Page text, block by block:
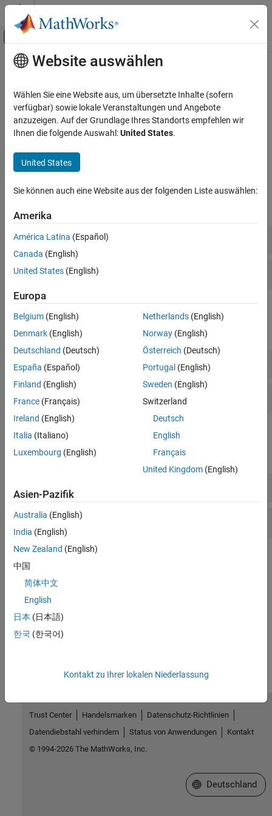
Weiter zum Inhalt
Umschaltung für Off-Canvas-
Startseite der Dokumentation
Communications Toolbox
PHY-Komponenten
Quellen und Sinks
Fehlererkennung und -Korrektur
Verschränkung
Modulation
Synchronisierung und Empfängerdesign
Hauptinhalt
Die Übersetzung dieser Seite ist veraltet. Klicken Sie hier, um die
Verschränkung
Verschränken und Entschränken von Signaldaten.
Funktionen
Block
Faltung
Objekte
alle erweitern
Blöcke
alle erweitern
Faltung
Themen
Interleaving
random, algebraic, and helical scan.
Website auswählen
Wählen Sie eine Website aus, um übersetzte Inhalte (sofern
verfügbar) sowie lokale Veranstaltungen und Angebote
anzuzeigen. Auf der Grundlage Ihres Standorts empfehlen wir
Ihnen die folgende Auswahl:United States.
United States
Sie können auch eine Website aus der folgenden Liste auswählen:
Amerika
América Latina (Español)
Canada (English)
United States (English)
Europa
Belgium (English)
Denmark (English)
Deutschland (Deutsch)
España (Español)
Finland (English)
France (Français)
Ireland (English)
Italia (Italiano)
Luxembourg (English)
Netherlands(English)
Norway(English)
Österreich (Deutsch)
Portugal (English)
Sweden (English)
Switzerland
Deutsch
English
Français
United Kingdom(English)
Asien-Pazifik
Australia (English)
India (English)
New Zealand (English)
中国
简体中文
English
日本 (日本語)
한국 (한국어)
Kontakt zu Ihrer lokalen Niederlassung
Trust Center Handelsmarken
Datenschutz-Richtlinien
Datendiebstahl verhindern
Status von Anwendungen
Kontakt
© 1994-2026 The MathWorks, Inc.
Website auswählen
Deutschland